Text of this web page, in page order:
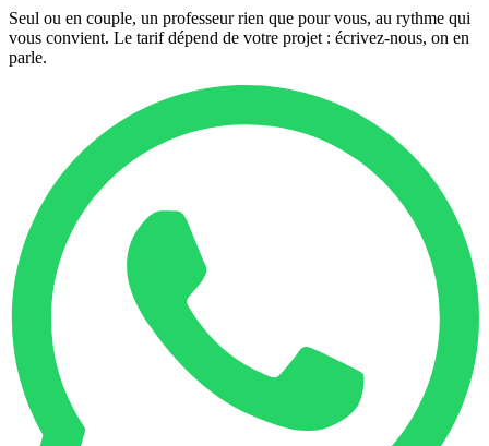
Seul ou en couple, un professeur rien que pour vous, au rythme qui
vous convient. Le tarif dépend de votre projet : écrivez-nous, on en
parle.